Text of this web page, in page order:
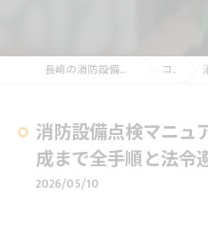
長崎の消防設備点検なら武蔵通信合同会社 コラム
消防設備点検マニュ
成まで全手順と法令
2026/05/10